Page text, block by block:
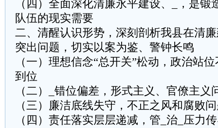
（四）全面深化清廉永平建设、_，是锻
队伍的现实需要
二、清醒认识形势，深刻剖析我县在清
突出问题，切实以案为鉴、警钟长鸣
（一）理想信念“总开关”松动，政治站
到位
（二）_错位偏差，形式主义、官僚主义
（三）廉洁底线失守，不正之风和腐败
（四）责任落实层层递减，管_治_压力